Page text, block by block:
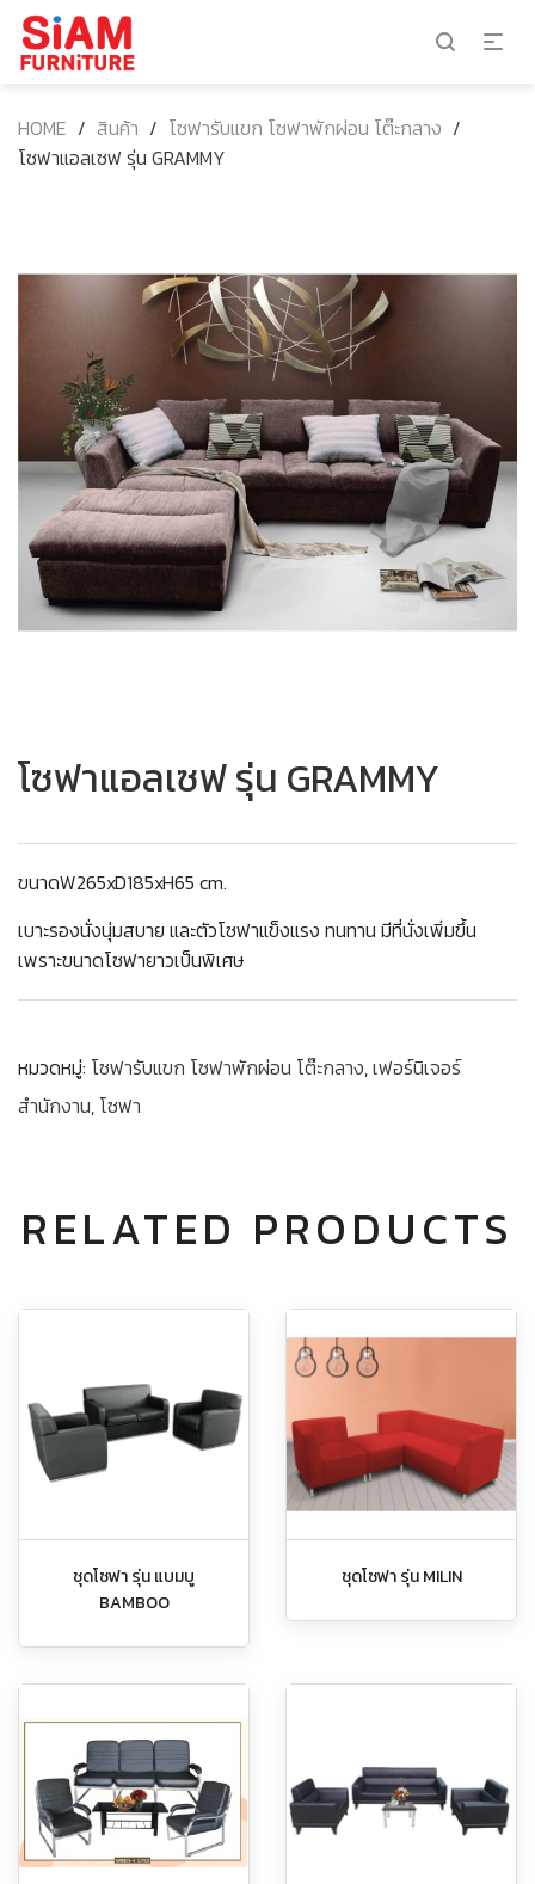
HOME / สินค้า / โซฟารับแขก โซฟาพักผ่อน โต๊ะกลาง /
โซฟาแอลเซฟ รุ่น GRAMMY
โซฟาแอลเซฟ รุ่น GRAMMY
ขนาดW265xD185xH65 cm.
เบาะรองนั่งนุ่มสบาย และตัวโซฟาแข็งแรง ทนทาน มีที่นั่งเพิ่มขึ้น
เพราะขนาดโซฟายาวเป็นพิเศษ
หมวดหมู่: โซฟารับแขก โซฟาพักผ่อน โต๊ะกลาง,เฟอร์นิเจอร์
สำนักงาน, โซฟา
RELATED PRODUCTS
ชุดโซฟา รุ่น แบมบู
BAMBOO
ชุดโซฟา รุ่น MILIN